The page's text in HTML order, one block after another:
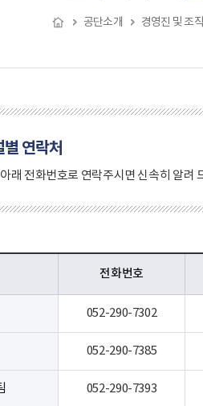
공단소개 경영진 및 조
연락처
래 전화번호로 연락주시면 신속히 알려
전화번호
052-290-7302
052-290-7385
052-290-7393